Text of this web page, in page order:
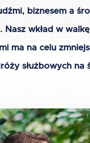
biznesem a
Nasz wkład w
ma na celu
służbowych na